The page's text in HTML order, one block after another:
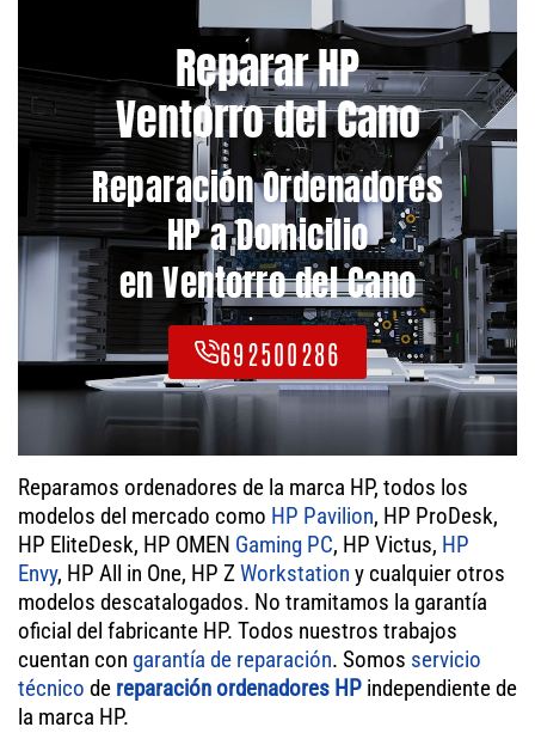
Reparar HP
Ventorro del Cano
Reparación Ordenadores
HP a Domicilio
en Ventorro del Cano
692500286
Reparamos ordenadores de la marca HP, todos los
modelos del mercado como HP Pavilion, HP ProDesk,
HP EliteDesk, HP OMEN Gaming PC, HP Victus, HP
Envy, HP All in One, HP ZWorkstation y cualquier otros
modelos descatalogados. No tramitamos la garantía
oficial del fabricante HP. Todos nuestros trabajos
cuentan con garantía de reparación. Somos servicio
técnico de reparación ordenadores HP independiente de
la marca HP.